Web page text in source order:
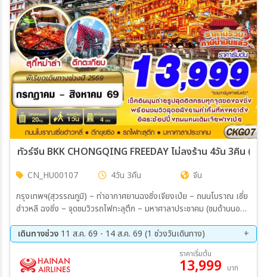
ทัวร์จีน BKK CHONGQING FREEDAY ไม่ลงร้าน 4วัน 3คืน
CN_HU00107 4วัน 3คืน
จีน
กรุงเทพฯ(สุวรรณภูมิ) – ท่าอากาศยานฉงชิ่งเจียงเป่ย – ถนนโบราณ เซี่ย
ฮ่าวหลี ฉงชิ่ง – จุดชมวิวรถไฟทะลุตึก – มหาศาลาประชาคม (ชมด้านนอก)
ยาต้ง FREE DAY อิสระท่องเที่ยวตามอธัยาศัย (ไม่มีรถบัสให้บริการ) –
เลือกซื้อOPTION อุทยานแห่งชาติหลุมฟ้าและสะพานสวรรค์ + อุทยาน
เขานางฟ้าท่าอากาศยานฉงชิ่งเจียงเป่ย – กรุงเทพฯ(สุวรรณภูมิ)
เดินทางช่วง 11 ส.ค. 69 - 14 ส.ค. 69 (1 ช่วงวันเดินทาง)
ราคาเริ่มต้น
13,999 บาท